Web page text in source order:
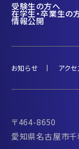
受験生の方へ
在学生・卒業生の
情報公開
お知らせ アクセ
〒464-8650
愛知県名古屋市